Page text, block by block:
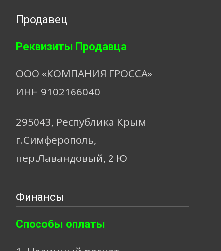
Продавец
Реквизиты Продавца
ООО «КОМПАНИЯ ГРОССА»
ИНН 9102166040
295043, Республика Крым
г.Симферополь,
пер.Лавандовый, 2 Ю
Финансы
Способы оплаты